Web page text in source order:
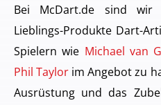
Bei McDart.de sind
Lieblings-Produkte Dart-
Spielern wie Michael van
Phil Taylor im Angebot zu
Ausrüstung und das